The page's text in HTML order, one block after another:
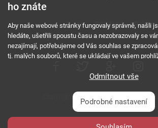
O nás RSS feed
Podmínky použití a ochrana soukromí
Copyright © 2000 - 2026 NetComp,
Všechna práva vyhrazena.
ho znáte
Aby naše webové stránky fungovaly správně, našli
hledáte, ušetřili spoustu času a nezobrazovaly se
nezajímají, potřebujeme od Vás souhlas se
tj. malých souborů, které se ukládají ve vašem
Odmítnout vše
Podrobné nastavení